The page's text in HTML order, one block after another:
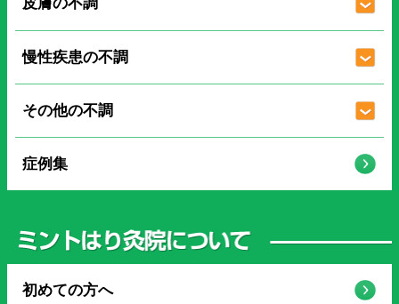
皮膚の不調
慢性疾患の不調
その他の不調
症例集
初めての方へ